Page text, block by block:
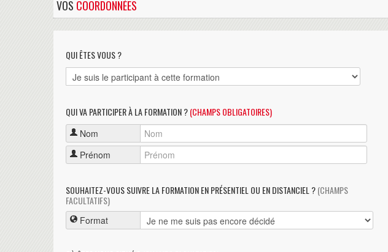
VOS COORDONNÉES
QUI ÊTES VOUS ?
QUI VA PARTICIPER À LA FORMATION ?(CHAMPS OBLIGATOIRES)
Nom
Prénom
SOUHAITEZ-VOUS SUIVRE LA FORMATION EN PRÉSENTIEL OU EN DISTANCIEL ?(CHAMPS
FACULTATIFS)
Format